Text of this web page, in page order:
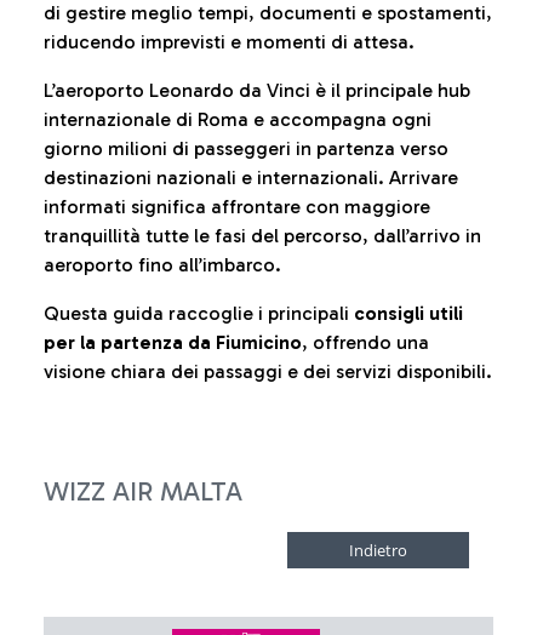
di gestire meglio tempi, documenti e spostamenti,
riducendo imprevisti e momenti di attesa.
L’aeroporto Leonardo da Vinci è il principale hub
internazionale di Roma e accompagna ogni
giorno milioni di passeggeri in partenza verso
destinazioni nazionali e internazionali. Arrivare
informati significa affrontare con maggiore
tranquillità tutte le fasi del percorso, dall’arrivo in
aeroporto fino all’imbarco.
Questa guida raccoglie i principali consigli utili
per la partenza da Fiumicino, offrendo una
visione chiara dei passaggi e dei servizi disponibili.
WIZZ AIR MALTA